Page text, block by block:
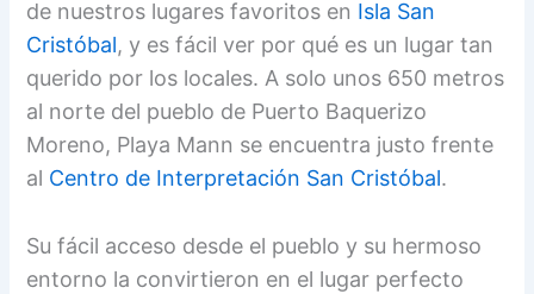
de nuestros lugares favoritos en Isla San
Cristóbal, y es fácil ver por qué es un lugar tan
querido por los locales. A solo unos 650 metros
al norte del pueblo de Puerto Baquerizo
Moreno, Playa Mann se encuentra justo frente
al Centro de Interpretación San Cristóbal.
Su fácil acceso desde el pueblo y su hermoso
entorno la convirtieron en el lugar perfecto